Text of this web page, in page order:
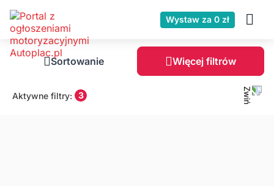
Wystaw za 0 zł
Sortowanie Więcej filtrów
Aktywne filtry: 3